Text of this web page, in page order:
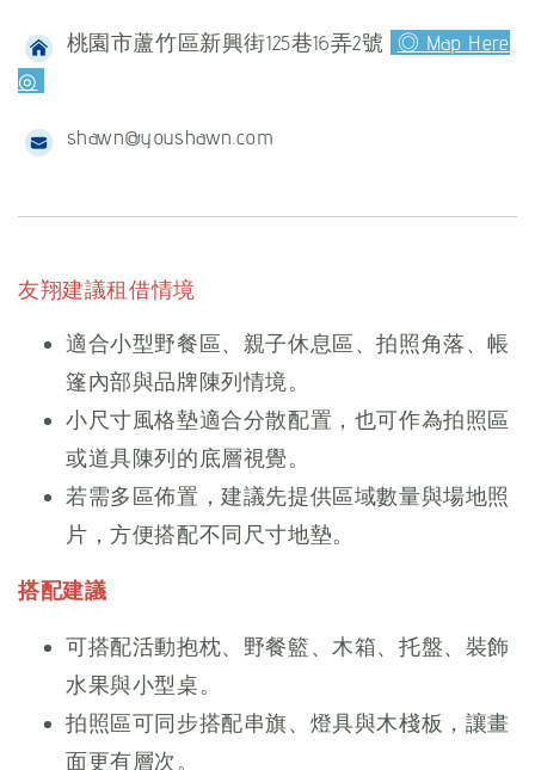
桃園市蘆竹區新興街125巷16弄2號
◎ Map Here
◎
shawn@youshawn.com
友翔建議租借情境
適合小型野餐區、親子休息區、拍照角落、帳
篷內部與品牌陳列情境。
小尺寸風格墊適合分散配置，也可作為拍照區
或道具陳列的底層視覺。
若需多區佈置，建議先提供區域數量與場地照
片，方便搭配不同尺寸地墊。
搭配建議
可搭配活動抱枕、野餐籃、木箱、托盤、裝飾
水果與小型桌。
拍照區可同步搭配串旗、燈具與木棧板，讓畫
面更有層次。